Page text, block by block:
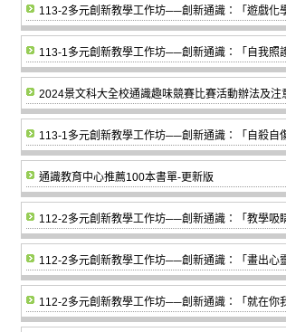
113-2多元創新教學工作坊──創新通識：「遊戲化
113-1多元創新教學工作坊──創新通識：「自我照
2024景文科大全校通識趣味競賽比賽活動辦法及注
113-1多元創新教學工作坊──創新通識：「自殺自
通識教育中心推薦100本書單-更新版
112-2多元創新教學工作坊──創新通識：「教學吸
112-2多元創新教學工作坊──創新通識：「畫出心
112-2多元創新教學工作坊──創新通識：「就在